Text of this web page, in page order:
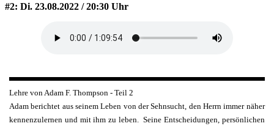
#2: Di. 23.08.2022 / 20:30 Uhr
Lehre von Adam F. Thompson - Teil 2
Adam berichtet aus seinem Leben von der Sehnsucht, den Herrn immer näher
kennenzulernen und mit ihm zu leben. Seine Entscheidungen, persönlichen